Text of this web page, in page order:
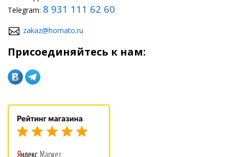
Telegram: 8 931 111 62 60
zakaz@homato.ru
Присоединяйтесь к нам: